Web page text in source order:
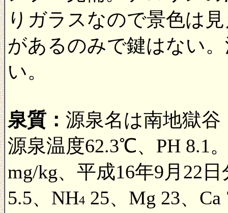
りガラスなので景色は
があるのみで鍵はない
い。
泉質： 源泉名は南地獄
源泉温度62.3℃、PH 8.1
mg/kg、平成16年9月22
5.5、NH4 25、Mg 23、